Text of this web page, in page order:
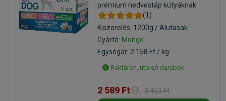
prémium nedvestáp kutyáknak
(1)
Kiszerelés: 1200g / Alutasak
Gyártó: Monge
Egységár: 2 158 Ft / kg
Raktáron, utolsó darabok
2 589 Ft 3 452 Ft